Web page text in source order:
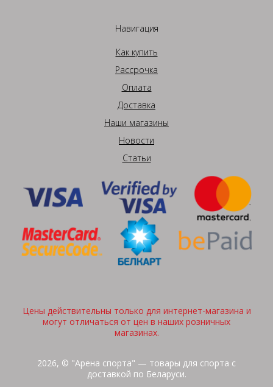
Навигация
Как купить
Рассрочка
Оплата
Доставка
Наши магазины
Новости
Статьи
Цены действительны только для интернет-магазина и
могут отличаться от цен в наших розничных
магазинах.
2026, © "Арена спорта" — товары для спорта с
доставкой по Беларуси.